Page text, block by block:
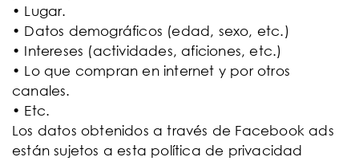
• Lugar.
• Datos demográficos (edad, sexo, etc.)
• Intereses (actividades, aficiones, etc.)
• Lo que compran en internet y por otros
canales.
• Etc.
Los datos obtenidos a través de Facebook ads
están sujetos a esta política de privacidad